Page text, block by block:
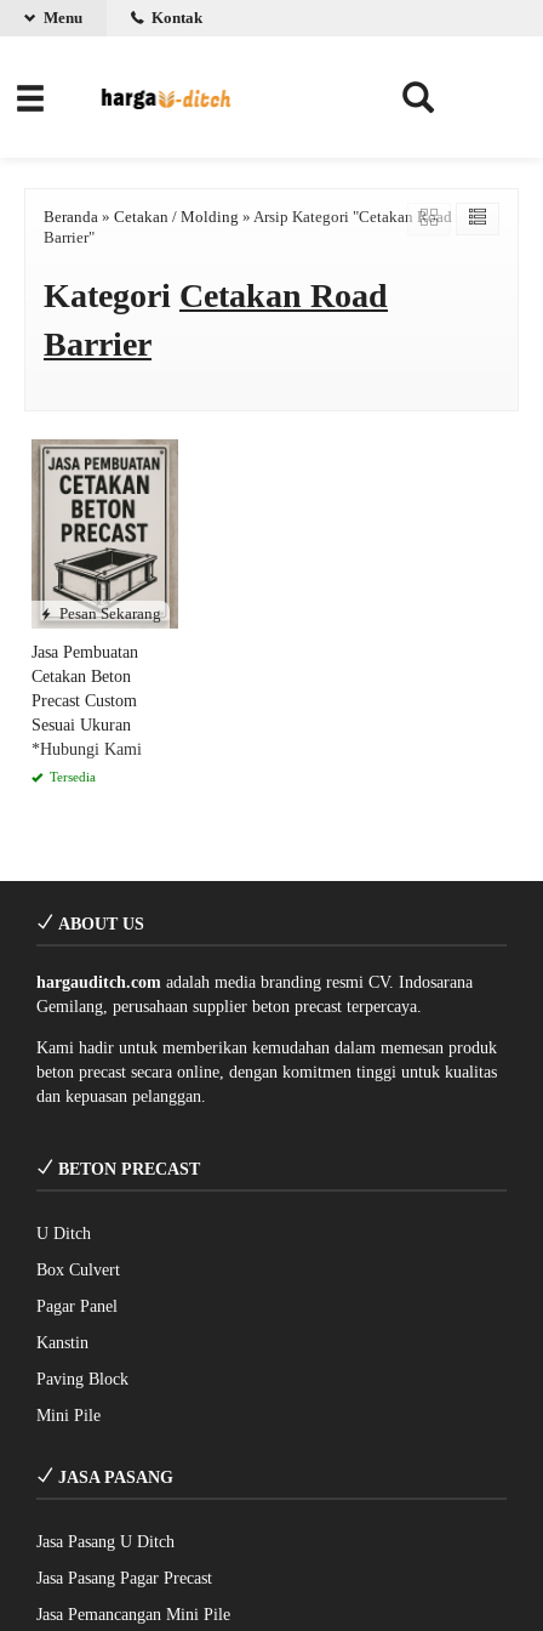
Menu Kontak
Beranda » Cetakan / Molding » Arsip Kategori "Cetakan Road
Barrier"
Kategori Cetakan Road
Barrier
Pesan Sekarang
Jasa Pembuatan
Cetakan Beton
Precast Custom
Sesuai Ukuran
*Hubungi Kami
Tersedia
ABOUT US
hargauditch.com adalah media branding resmi CV. Indosarana
Gemilang, perusahaan supplier beton precast terpercaya.
Kami hadir untuk memberikan kemudahan dalam memesan produk
beton precast secara online, dengan komitmen tinggi untuk kualitas
dan kepuasan pelanggan.
BETON PRECAST
U Ditch
Box Culvert
Pagar Panel
Kanstin
Paving Block
Mini Pile
JASA PASANG
Jasa Pasang U Ditch
Jasa Pasang Pagar Precast
Jasa Pemancangan Mini Pile